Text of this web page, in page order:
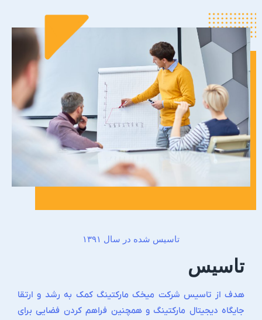
تاسیس شده در سال ۱۳۹۱
تاسیس
هدف از تاسیس شرکت میخک مارکتینگ کمک به رشد و ارتقا
جایگاه دیجیتال مارکتینگ و همچنین فراهم کردن فضایی برای